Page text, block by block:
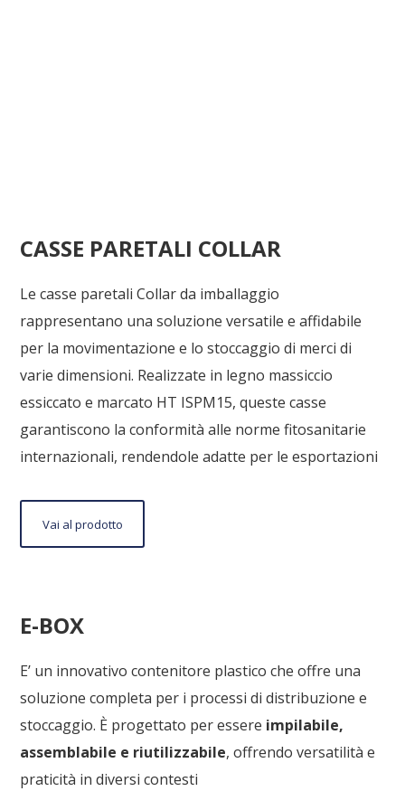
CASSE PARETALI COLLAR
Le casse paretali Collar da imballaggio
rappresentano una soluzione versatile e affidabile
per la movimentazione e lo stoccaggio di merci di
varie dimensioni. Realizzate in legno massiccio
essiccato e marcato HT ISPM15, queste casse
garantiscono la conformità alle norme fitosanitarie
internazionali, rendendole adatte per le esportazioni
Vai al prodottoVai
al
E-BOX
E’ un innovativo contenitore plastico che offre una
soluzione completa per i processi di distribuzione e
stoccaggio. È progettato per essere impilabile,
assemblabile e riutilizzabile, offrendo versatilità e
praticità in diversi contesti